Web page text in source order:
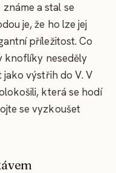
a stal se
je, že ho lze jej
příležitost. Co
knoflíky neseděly
výstřih do V. V
která se hodí
se vyzkoušet